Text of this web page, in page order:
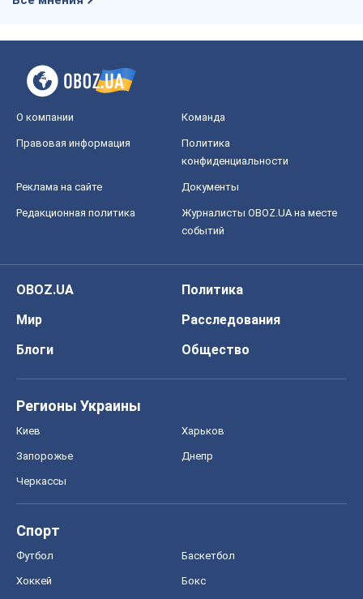
О компании Команда
Правовая информация
Политика
конфиденциальности
Реклама на сайте Документы
Редакционная политика
Журналисты OBOZ.UA на месте
событий
OBOZ.UA
Политика
Мир
Расследования
Блоги
Общество
Регионы Украины
Киев Харьков
Запорожье Днепр
Черкассы
Спорт
Футбол Баскетбол
Хоккей Бокс